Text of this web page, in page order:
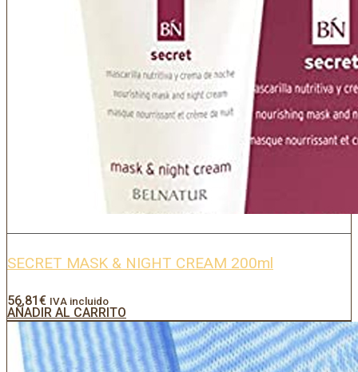
SECRET MASK & NIGHT CREAM 200ml
56,81€ IVA incluido
AÑADIR AL CARRITO